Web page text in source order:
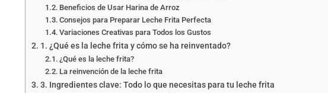
Beneficios de Usar Harina de Arroz
Consejos para Preparar Leche Frita Perfecta
Variaciones Creativas para Todos los Gustos
1. ¿Qué es la leche frita y cómo se ha reinventado?
¿Qué es la leche frita?
La reinvención de la leche frita
3. Ingredientes clave: Todo lo que necesitas para tu leche frita